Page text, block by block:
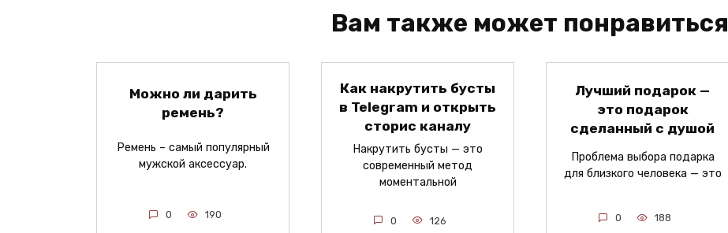
Вам также может понравиться
Можно ли дарить
ремень?
Ремень – самый популярный
мужской аксессуар.
0 190
Как накрутить бусты
в Telegram и открыть
сторис каналу
Накрутить бусты — это
современный метод
моментальной
0 126
Лучший подарок —
это подарок
сделанный с душой
Проблема выбора подарка
для близкого человека — это
0 188